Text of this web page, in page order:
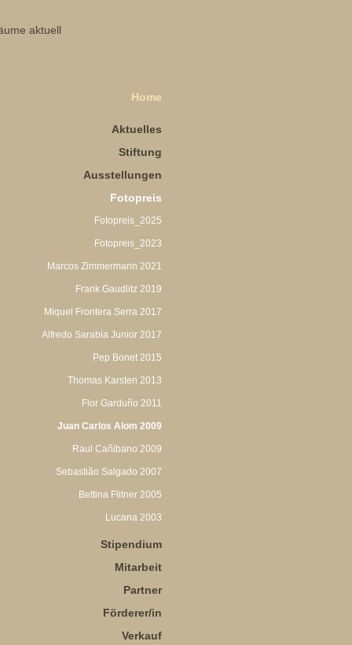
Home
Aktuelles
Stiftung
Ausstellungen
Fotopreis
Fotopreis_2025
Fotopreis_2023
Marcos Zimmermann 2021
Frank Gaudlitz 2019
Miquel Frontera Serra 2017
Alfredo Sarabia Junior 2017
Pep Bonet 2015
Thomas Karsten 2013
Flor Garduño 2011
Juan Carlos Alom 2009
Raul Cañibano 2009
Sebastião Salgado 2007
Bettina Flitner 2005
Lucana 2003
Stipendium
Mitarbeit
Partner
Förderer/in
Verkauf